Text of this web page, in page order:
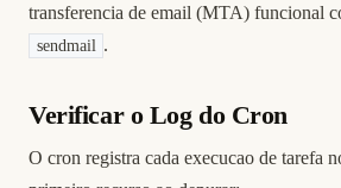
transferencia de email (MTA) funcional
sendmail .
Verificar o Log do Cron
O cron registra cada execucao de tarefa